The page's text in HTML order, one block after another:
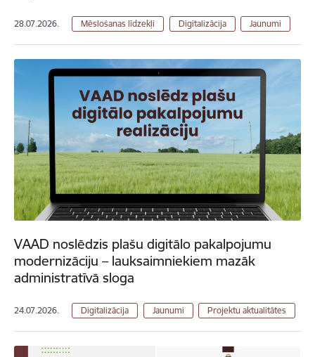
28.07.2026. Mēslošanas līdzekļi Digitalizācija Jaunumi
VAAD noslēdzis plašu digitālo pakalpojumu
modernizāciju – lauksaimniekiem mazāk
administratīvā sloga
24.07.2026. Digitalizācija Jaunumi Projektu aktualitātes